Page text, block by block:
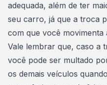
adequada, além de ter
seu carro, já que a troca
com que você movimenta
Vale lembrar que, caso a
você pode ser multado
os demais veículos